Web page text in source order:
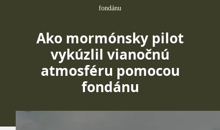
fondánu
Ako mormónsky pilot
vykúzlil vianočnú
atmosféru pomocou
fondánu